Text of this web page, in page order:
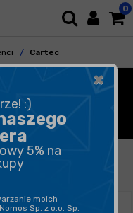
0
Cartec
SORTUJ
×
:)
5% na
moich
Sp. z o.o. Sp.